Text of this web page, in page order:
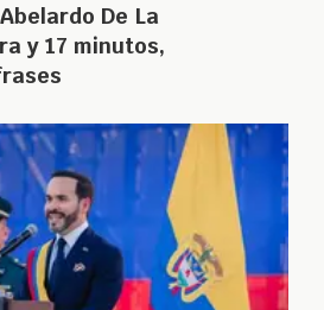
De La
y 17 minutos,